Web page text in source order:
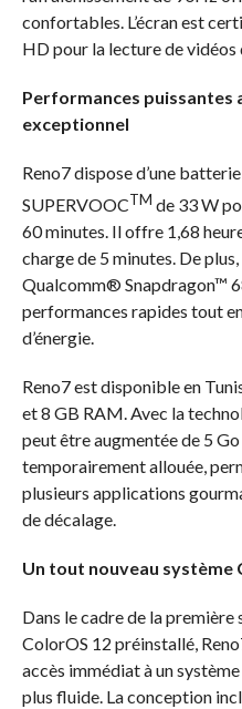
confortables. L’écran est
HD pour la lecture de vidéos
Performances puissantes
exceptionnel
Reno7 dispose d’une
SUPERVOOCTM de 33 W
60 minutes. Il offre 1,68
charge de 5 minutes. De
Qualcomm® Snapdragon™
performances rapides tout
d’énergie.
Reno7 est disponible en
et 8 GB RAM. Avec la
peut être augmentée de 5
temporairement allouée,
plusieurs applications
de décalage.
Un tout nouveau système
Dans le cadre de la
ColorOS 12 préinstallé,
accès immédiat à un
plus fluide. La conception